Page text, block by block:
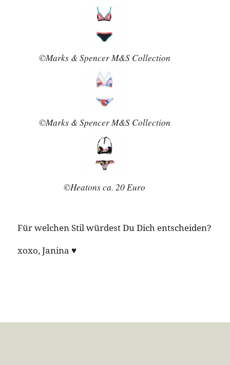
©Marks & Spencer M&S Collection
©Marks & Spencer M&S Collection
©Heatons ca. 20 Euro
Für welchen Stil würdest Du Dich entscheiden?
xoxo, Janina ♥︎